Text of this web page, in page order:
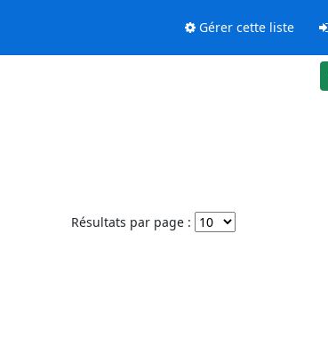
Gérer cette liste
Résultats par page :